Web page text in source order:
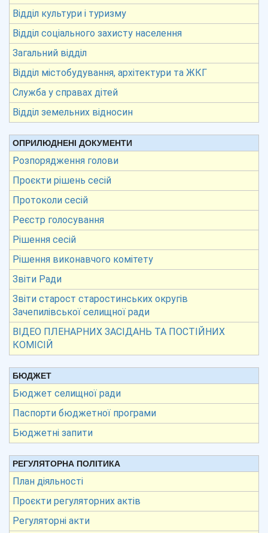
Відділ культури і туризму
Відділ соціального захисту населення
Загальний відділ
Відділ містобудування, архітектури та ЖКГ
Служба у справах дітей
Відділ земельних відносин
ОПРИЛЮДНЕНІ ДОКУМЕНТИ
Розпорядження голови
Проєкти рішень сесій
Протоколи сесій
Реєстр голосування
Рішення сесій
Рішення виконавчого комітету
Звіти Ради
Звіти старост старостинських округів
Зачепилівської селищної ради
ВІДЕО ПЛЕНАРНИХ ЗАСІДАНЬ ТА ПОСТІЙНИХ
КОМІСІЙ
БЮДЖЕТ
Бюджет селищної ради
Паспорти бюджетної програми
Бюджетні запити
РЕГУЛЯТОРНА ПОЛІТИКА
План діяльності
Проєкти регуляторних актів
Регуляторні акти